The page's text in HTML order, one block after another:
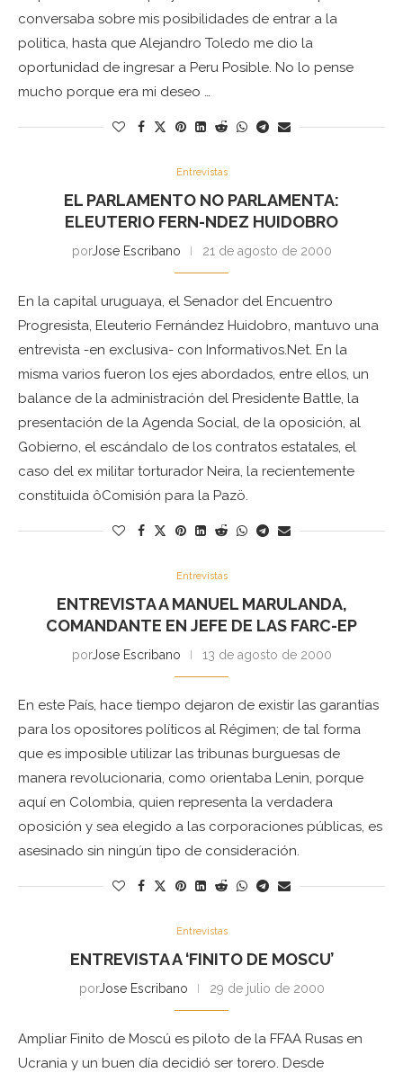
conversaba sobre mis posibilidades de entrar a la
politica, hasta que Alejandro Toledo me dio la
oportunidad de ingresar a Peru Posible. No lo pense
mucho porque era mi deseo …
Entrevistas
EL PARLAMENTO NO PARLAMENTA:
ELEUTERIO FERN-NDEZ HUIDOBRO
porJose Escribano 21 de agosto de 2000
En la capital uruguaya, el Senador del Encuentro
Progresista, Eleuterio Fernández Huidobro, mantuvo una
entrevista -en exclusiva- con Informativos.Net. En la
misma varios fueron los ejes abordados, entre ellos, un
balance de la administración del Presidente Battle, la
presentación de la Agenda Social, de la oposición, al
Gobierno, el escándalo de los contratos estatales, el
caso del ex militar torturador Neira, la recientemente
constituida ôComisión para la Pazö.
Entrevistas
ENTREVISTA A MANUEL MARULANDA,
COMANDANTE EN JEFE DE LAS FARC-EP
porJose Escribano 13 de agosto de 2000
En este País, hace tiempo dejaron de existir las garantías
para los opositores políticos al Régimen; de tal forma
que es imposible utilizar las tribunas burguesas de
manera revolucionaria, como orientaba Lenin, porque
aquí en Colombia, quien representa la verdadera
oposición y sea elegido a las corporaciones públicas, es
asesinado sin ningún tipo de consideración.
Entrevistas
ENTREVISTA A ‘FINITO DE MOSCU’
porJose Escribano 29 de julio de 2000
Ampliar Finito de Moscú es piloto de la FFAA Rusas en
Ucrania y un buen día decidió ser torero. Desde